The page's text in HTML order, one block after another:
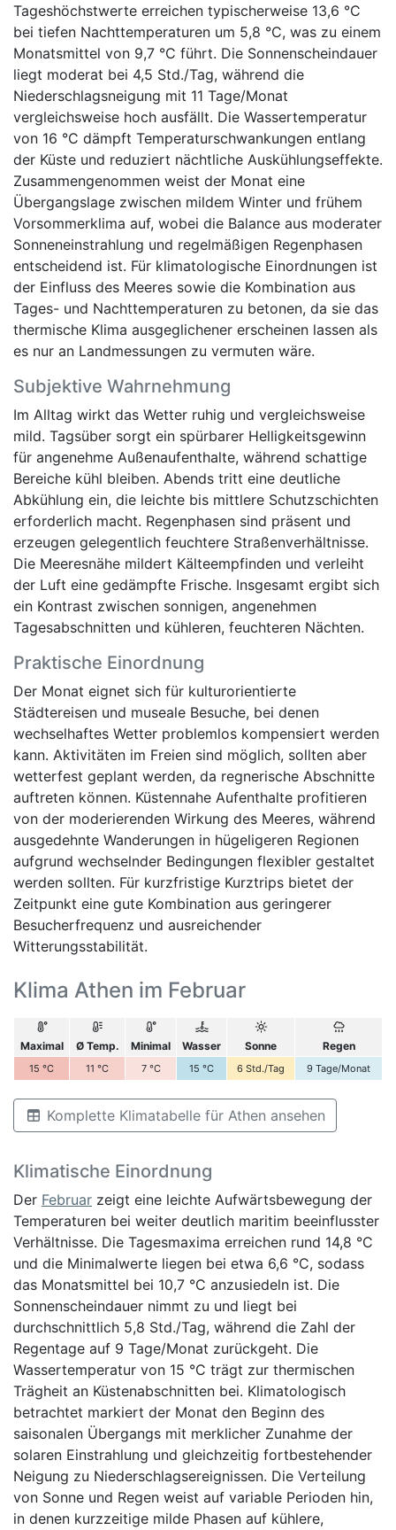
Tageshöchstwerte erreichen typischerweise 13,6 °C
bei tiefen Nachttemperaturen um 5,8 °C, was zu einem
Monatsmittel von 9,7 °C führt. Die Sonnenscheindauer
liegt moderat bei 4,5 Std./Tag, während die
Niederschlagsneigung mit 11 Tage/Monat
vergleichsweise hoch ausfällt. Die Wassertemperatur
von 16 °C dämpft Temperaturschwankungen entlang
der Küste und reduziert nächtliche Auskühlungseffekte.
Zusammengenommen weist der Monat eine
Übergangslage zwischen mildem Winter und frühem
Vorsommerklima auf, wobei die Balance aus moderater
Sonneneinstrahlung und regelmäßigen Regenphasen
entscheidend ist. Für klimatologische Einordnungen ist
der Einfluss des Meeres sowie die Kombination aus
Tages- und Nachttemperaturen zu betonen, da sie das
thermische Klima ausgeglichener erscheinen lassen als
es nur an Landmessungen zu vermuten wäre.
Subjektive Wahrnehmung
Im Alltag wirkt das Wetter ruhig und vergleichsweise
mild. Tagsüber sorgt ein spürbarer Helligkeitsgewinn
für angenehme Außenaufenthalte, während schattige
Bereiche kühl bleiben. Abends tritt eine deutliche
Abkühlung ein, die leichte bis mittlere Schutzschichten
erforderlich macht. Regenphasen sind präsent und
erzeugen gelegentlich feuchtere Straßenverhältnisse.
Die Meeresnähe mildert Kälteempfinden und verleiht
der Luft eine gedämpfte Frische. Insgesamt ergibt sich
ein Kontrast zwischen sonnigen, angenehmen
Tagesabschnitten und kühleren, feuchteren Nächten.
Praktische Einordnung
Der Monat eignet sich für kulturorientierte
Städtereisen und museale Besuche, bei denen
wechselhaftes Wetter problemlos kompensiert werden
kann. Aktivitäten im Freien sind möglich, sollten aber
wetterfest geplant werden, da regnerische Abschnitte
auftreten können. Küstennahe Aufenthalte profitieren
von der moderierenden Wirkung des Meeres, während
ausgedehnte Wanderungen in hügeligeren Regionen
aufgrund wechselnder Bedingungen flexibler gestaltet
werden sollten. Für kurzfristige Kurztrips bietet der
Zeitpunkt eine gute Kombination aus geringerer
Besucherfrequenz und ausreichender
Witterungsstabilität.
Klima Athen im Februar
Maximal Ø Temp. Minimal Wasser Sonne Regen
15 °C 11 °C 7 °C 15 °C 6 Std./Tag 9 Tage/Monat
Komplette Klimatabelle für Athen ansehen
Klimatische Einordnung
Der Februar zeigt eine leichte Aufwärtsbewegung der
Temperaturen bei weiter deutlich maritim beeinflusster
Verhältnisse. Die Tagesmaxima erreichen rund 14,8 °C
und die Minimalwerte liegen bei etwa 6,6 °C, sodass
das Monatsmittel bei 10,7 °C anzusiedeln ist. Die
Sonnenscheindauer nimmt zu und liegt bei
durchschnittlich 5,8 Std./Tag, während die Zahl der
Regentage auf 9 Tage/Monat zurückgeht. Die
Wassertemperatur von 15 °C trägt zur thermischen
Trägheit an Küstenabschnitten bei. Klimatologisch
betrachtet markiert der Monat den Beginn des
saisonalen Übergangs mit merklicher Zunahme der
solaren Einstrahlung und gleichzeitig fortbestehender
Neigung zu Niederschlagsereignissen. Die Verteilung
von Sonne und Regen weist auf variable Perioden hin,
in denen kurzzeitige milde Phasen auf kühlere,